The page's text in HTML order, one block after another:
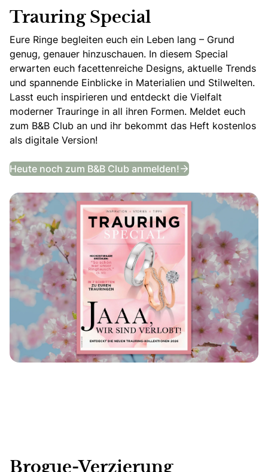
Trauring Special
Eure Ringe begleiten euch ein Leben lang – Grund
genug, genauer hinzuschauen. In diesem Special
erwarten euch facettenreiche Designs, aktuelle Trends
und spannende Einblicke in Materialien und Stilwelten.
Lasst euch inspirieren und entdeckt die Vielfalt
moderner Trauringe in all ihren Formen. Meldet euch
zum B&B Club an und ihr bekommt das Heft kostenlos
als digitale Version!
Heute noch zum B&B Club anmelden! Trauring Special
Brogue-Verzierung